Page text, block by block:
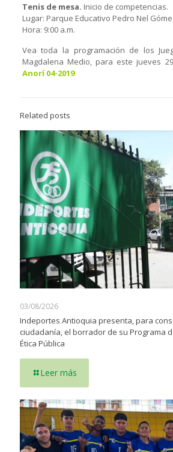
Tenis de mesa. Inicio de competencias.
Lugar: Parque Educativo Pedro Nel
Hora: 9:00 a.m.
Vea toda la programación de los
Magdalena Medio, para este jueves
Anorí 04-2019
Related posts
03/08/2026
Indeportes Antioquia presenta, para
ciudadanía, el borrador de su Programa
Ética Pública
Leer más